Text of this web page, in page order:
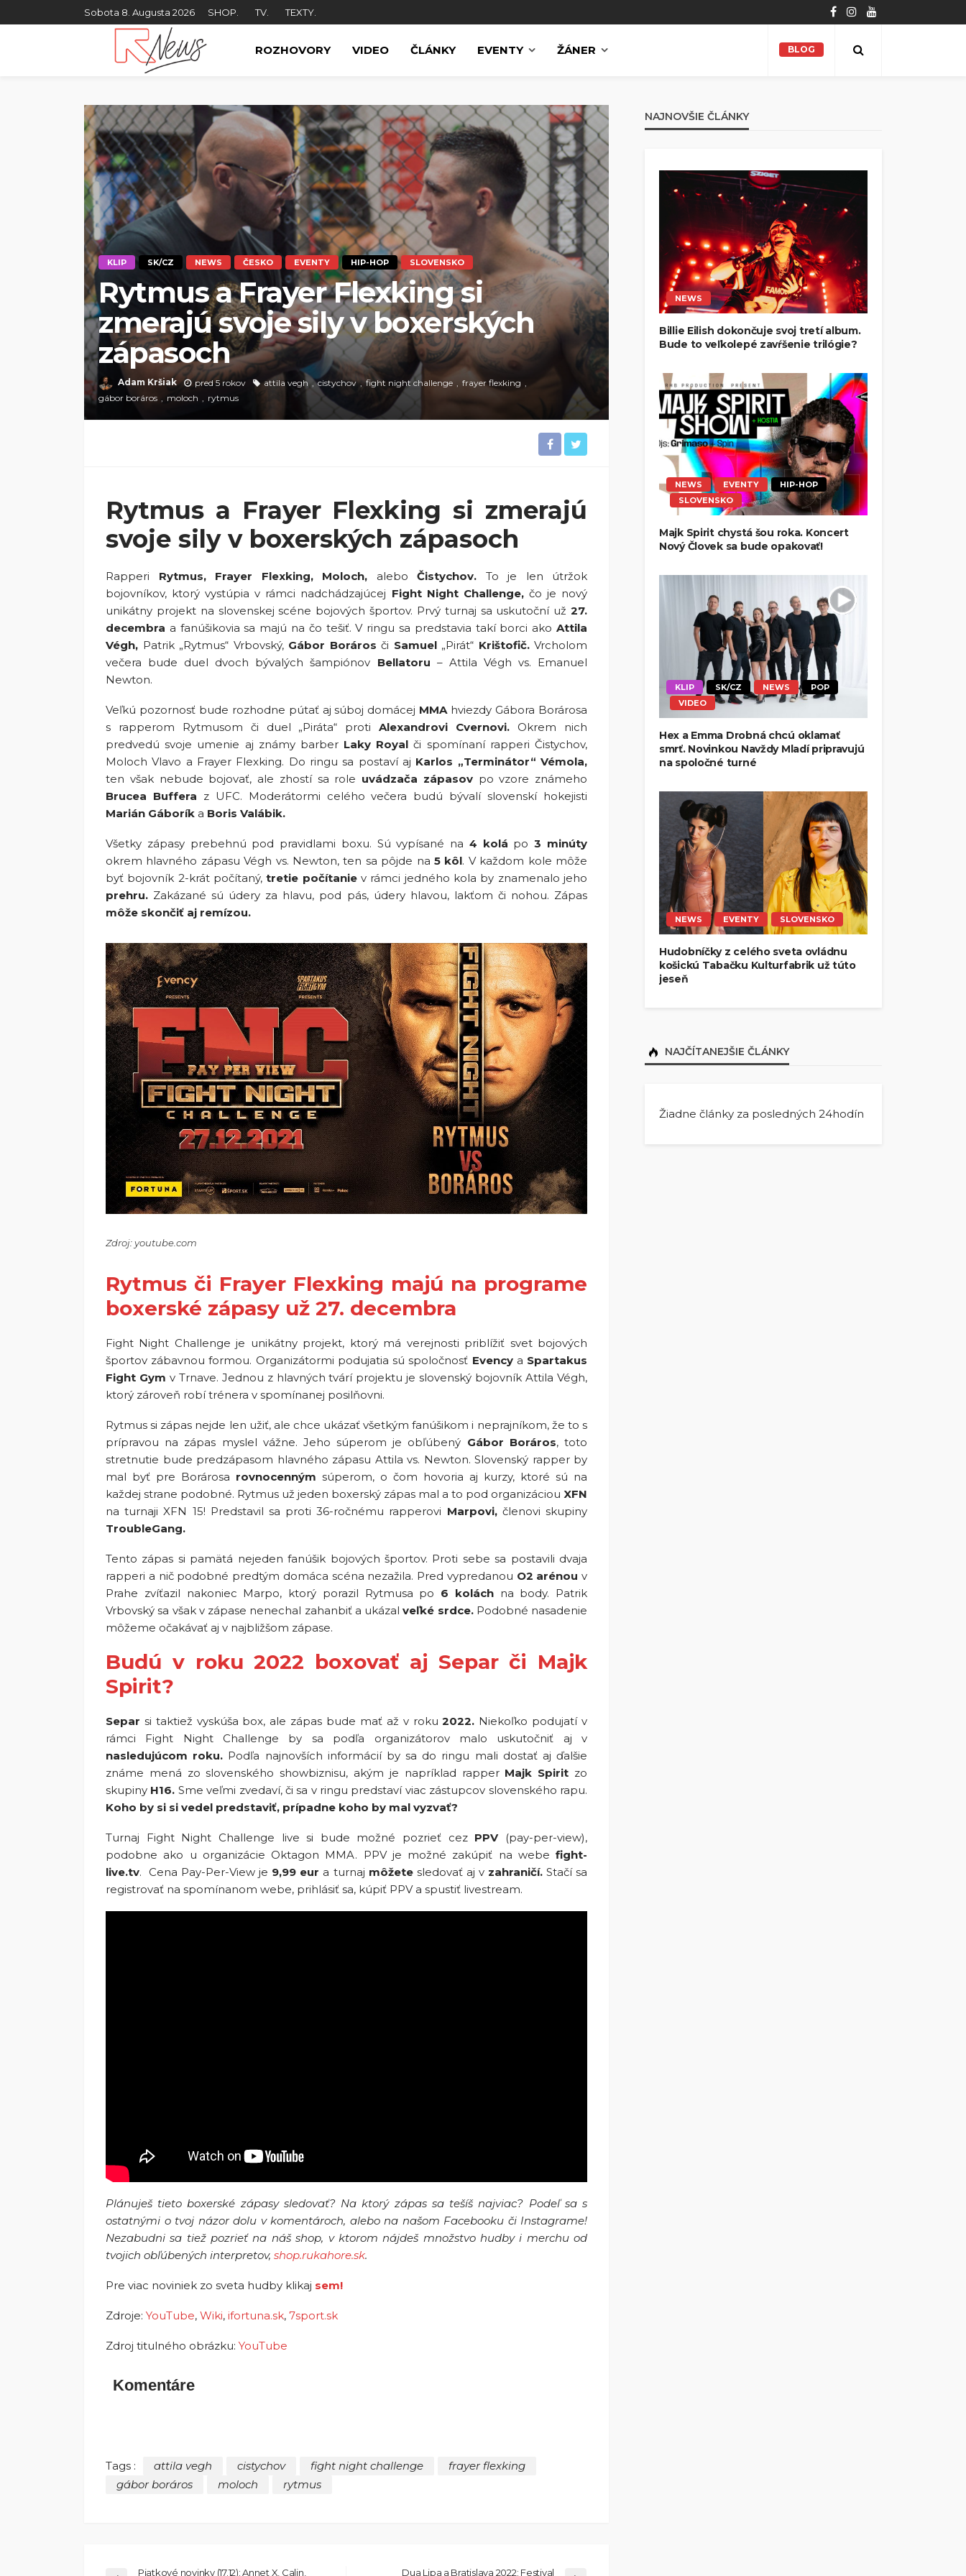
Sobota 8. Augusta 2026 SHOP. TV. TEXTY.
ROZHOVORY VIDEO ČLÁNKY EVENTY ŽÁNER BLOG
KLIP SK/CZ NEWS ČESKO EVENTY HIP-HOP SLOVENSKO
Rytmus a Frayer Flexking si
zmerajú svoje sily v boxerských
zápasoch
Adam Kršiak pred 5 rokov attila vegh cistychov fight night challenge
frayer flexking
gábor boráros
moloch rytmus
Rytmus a Frayer Flexking si zmerajú
svoje sily v boxerských zápasoch
Rapperi Rytmus, Frayer Flexking, Moloch, alebo Čistychov. To je len útržok
bojovníkov, ktorý vystúpia v rámci nadchádzajúcej Fight Night Challenge,čo je nový
unikátny projekt na slovenskej scéne bojových športov. Prvý turnaj sa uskutoční už 27.
decembra a fanúšikovia sa majú na čo tešiť. V ringu sa predstavia takí borci ako Attila
Végh, Patrik „Rytmus“ Vrbovský, Gábor Boráros či Samuel„Pirát“ Krištofič.Vrcholom
večera bude duel dvoch bývalých šampiónov Bellatoru – Attila Végh vs. Emanuel
Newton.
Veľkú pozornosť bude rozhodne pútať aj súboj domácej MMAhviezdy Gábora Borárosa
s rapperom Rytmusom či duel „Piráta“ protiAlexandrovi Cvernovi. Okrem nich
predvedú svoje umenie aj známy barber Laky Royal či spomínaní rapperi Čistychov,
Moloch Vlavo a Frayer Flexking. Do ringu sa postaví aj Karlos „Terminátor“ Vémola,
ten však nebude bojovať, ale zhostí sa role uvádzača zápasovpo vzore známeho
Brucea Buffera z UFC. Moderátormi celého večera budú bývalí slovenskí hokejisti
Marián Gáborík a Boris Valábik.
Všetky zápasy prebehnú pod pravidlami boxu. Sú vypísané na 4 kolá po 3 minúty
okrem hlavného zápasu Végh vs. Newton, ten sa pôjde na 5 kôl. V každom kole môže
byť bojovník 2-krát počítaný,tretie počítaniev rámci jedného kola by znamenalo jeho
prehru. Zakázané sú údery za hlavu, pod pás, údery hlavou, lakťom či nohou. Zápas
môže skončiť aj remízou.
Zdroj: youtube.com
Rytmus či Frayer Flexking majú na programe
boxerské zápasy už 27. decembra
Fight Night Challenge je unikátny projekt, ktorý má verejnosti priblížiť svet bojových
športov zábavnou formou. Organizátormi podujatia sú spoločnosť Evencya Spartakus
Fight Gym v Trnave. Jednou z hlavných tvárí projektu je slovenský bojovník Attila Végh,
ktorý zároveň robí trénera v spomínanej posilňovni.
Rytmus si zápas nejde len užiť, ale chce ukázať všetkým fanúšikom i neprajníkom, že to s
prípravou na zápas myslel vážne. Jeho súperom je obľúbený Gábor Boráros, toto
stretnutie bude predzápasom hlavného zápasu Attila vs. Newton. Slovenský rapper by
mal byť pre Borárosa rovnocenným súperom, o čom hovoria aj kurzy, ktoré sú na
každej strane podobné. Rytmus už jeden boxerský zápas mal a to pod organizáciou XFN
na turnaji XFN 15! Predstavil sa proti 36-ročnému rapperovi Marpovi,členovi skupiny
TroubleGang.
Tento zápas si pamätá nejeden fanúšik bojových športov. Proti sebe sa postavili dvaja
rapperi a nič podobné predtým domáca scéna nezažila. Pred vypredanou O2 arénou v
Prahe zvíťazil nakoniec Marpo, ktorý porazil Rytmusa po 6 koláchna body. Patrik
Vrbovský sa však v zápase nenechal zahanbiť a ukázalveľké srdce.Podobné nasadenie
môžeme očakávať aj v najbližšom zápase.
Budú v roku 2022 boxovať aj Separ či Majk
Spirit?
Separ si taktiež vyskúša box, ale zápas bude mať až v roku2022. Niekoľko podujatí v
rámci Fight Night Challenge by sa podľa organizátorov malo uskutočniť aj v
nasledujúcom roku. Podľa najnovších informácií by sa do ringu mali dostať aj ďalšie
známe mená zo slovenského showbiznisu, akým je napríklad rapper Majk Spirit zo
skupiny H16. Sme veľmi zvedaví, či sa v ringu predstaví viac zástupcov slovenského rapu.
Koho by si si vedel predstaviť, prípadne koho by mal vyzvať?
Turnaj Fight Night Challenge live si bude možné pozrieť cez PPV(pay-per-view),
podobne ako u organizácie Oktagon MMA. PPV je možné zakúpiť na webe fight-
live.tv. Cena Pay-Per-View je 9,99 eur a turnaj môžetesledovať aj v zahraničí.Stačí sa
registrovať na spomínanom webe, prihlásiť sa, kúpiť PPV a spustiť livestream.
Plánuješ tieto boxerské zápasy sledovať? Na ktorý zápas sa tešíš najviac? Podeľ sa s
ostatnými o tvoj názor dolu v komentároch, alebo na našom Facebooku či Instagrame!
Nezabudni sa tiež pozrieť na náš shop, v ktorom nájdeš množstvo hudby i merchu od
tvojich obľúbených interpretov, shop.rukahore.sk.
Pre viac noviniek zo sveta hudby klikaj sem!
Zdroje: YouTube, Wiki, ifortuna.sk, 7sport.sk
Zdroj titulného obrázku: YouTube
Komentáre
Tags : attila vegh cistychov fight night challenge
frayer flexking
gábor boráros
moloch rytmus
Piatkové novinky (17.12): Annet X, Calin, Dua Lipa a Bratislava 2022: Festival
NAJNOVŠIE ČLÁNKY
NEWS
Billie Eilish dokončuje svoj tretí album.
Bude to veľkolepé zavŕšenie trilógie?
NEWS EVENTY
HIP-HOP
SLOVENSKO
Majk Spirit chystá šou roka. Koncert
Nový Človek sa bude opakovať!
KLIP SK/CZ NEWS
POP
VIDEO
Hex a Emma Drobná chcú oklamať
smrť. Novinkou Navždy Mladí pripravujú
na spoločné turné
NEWS EVENTY SLOVENSKO
Hudobníčky z celého sveta ovládnu
košickú Tabačku Kulturfabrik už túto
jeseň
NAJČÍTANEJŠIE ČLÁNKY
Žiadne články za posledných 24hodín